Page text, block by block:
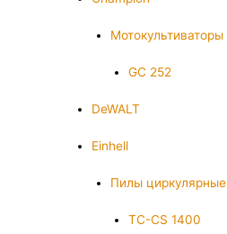
Мотокультиваторы
GC 252
DeWALT
Einhell
Пилы циркулярные
TC-CS 1400